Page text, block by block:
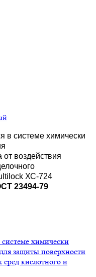
в системе химически
воздействия
ХС-724
23494-79
химически
защиты поверхности
сред кислотного и